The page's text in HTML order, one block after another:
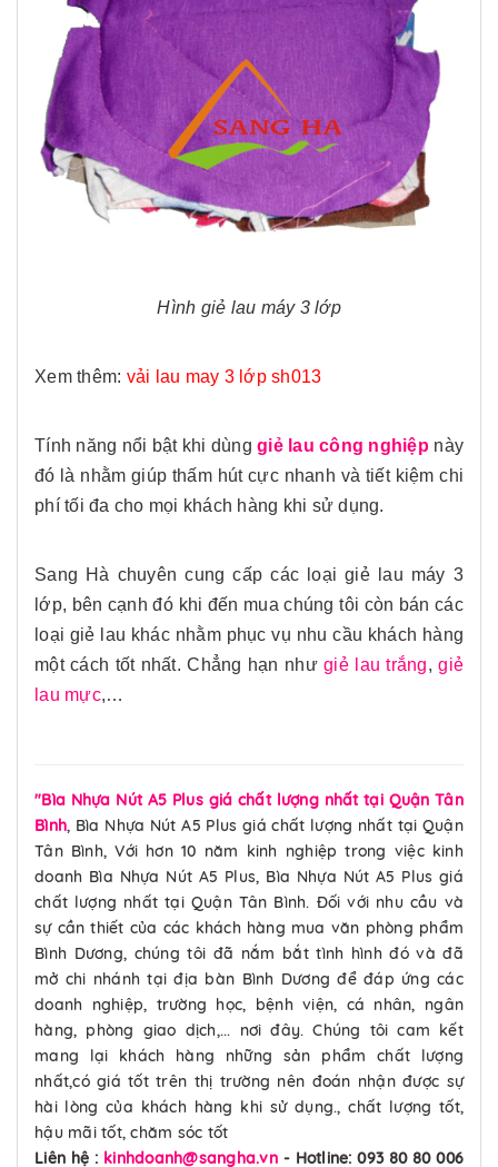
Hình giẻ lau máy 3 lớp
Xem thêm: vải lau may 3 lớp sh013
Tính năng nổi bật khi dùnggiẻ lau công nghiệpnày
đó là nhằm giúp thấm hút cực nhanh và tiết kiệm chi
phí tối đa cho mọi khách hàng khi sử dụng.
Sang Hà chuyên cung cấp các loại giẻ lau máy 3
lớp, bên cạnh đó khi đến mua chúng tôi còn bán các
loại giẻ lau khác nhằm phục vụ nhu cầu khách hàng
một cách tốt nhất. Chẳng hạn nhưgiẻ lau trắng,giẻ
lau mực,…
"Bìa Nhựa Nút A5 Plus giá chất lượng nhất tại Quận Tân
Bình, Bìa Nhựa Nút A5 Plus giá chất lượng nhất tại Quận
Tân Bình, Với hơn 10 năm kinh nghiệp trong việc kinh
doanh Bìa Nhựa Nút A5 Plus, Bìa Nhựa Nút A5 Plus giá
chất lượng nhất tại Quận Tân Bình. Đối với nhu cầu và
sự cần thiết của các khách hàng mua văn phòng phẩm
Bình Dương, chúng tôi đã nắm bắt tình hình đó và đã
mở chi nhánh tại địa bàn Bình Dương để đáp ứng các
doanh nghiệp, trường học, bệnh viện, cá nhân, ngân
hàng, phòng giao dịch,... nơi đây. Chúng tôi cam kết
mang lại khách hàng những sản phẩm chất lượng
nhất,có giá tốt trên thị trường nên đoán nhận được sự
hài lòng của khách hàng khi sử dụng., chất lượng tốt,
hậu mãi tốt, chăm sóc tốt
Liên hệ : kinhdoanh@sangha.vn- Hotline: 093 80 80 006